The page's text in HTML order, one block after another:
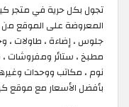
تجول بكل حرية في متجر
المعروضة على الموقع من
جلوس ، إضاءة ، طاولات ،
مطبخ ، ستائر ومفروشات ،
نوم ، مكاتب ووحدات
بأفضل الأسعار مع موقع